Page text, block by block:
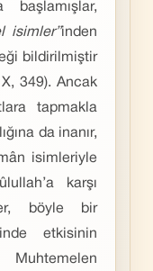
başlamışlar,
isimler”inden
bildirilmiştir
349). Ancak
tapmakla
da inanır,
isimleriyle
karşı
böyle bir
etkisinin